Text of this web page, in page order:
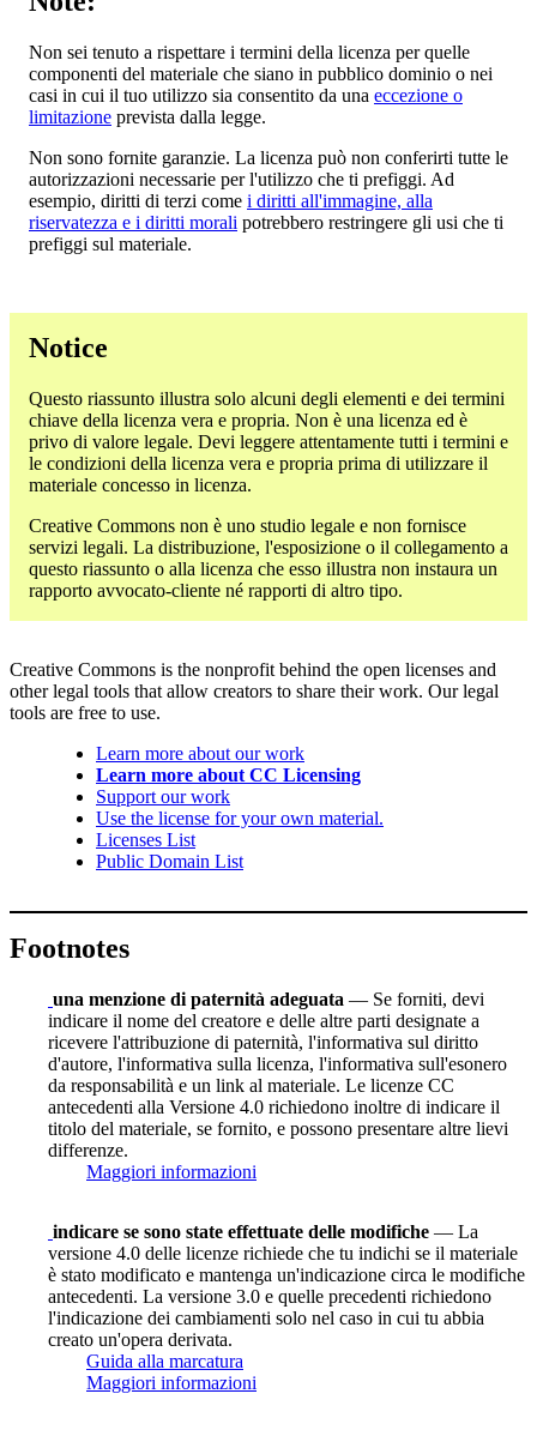
Non sei tenuto a rispettare i termini della licenza per quelle
componenti del materiale che siano in pubblico dominio o nei
casi in cui il tuo utilizzo sia consentito da una eccezione o
limitazione prevista dalla legge.
Non sono fornite garanzie. La licenza può non conferirti tutte le
autorizzazioni necessarie per l'utilizzo che ti prefiggi. Ad
esempio, diritti di terzi come i diritti all'immagine, alla
riservatezza e i diritti morali potrebbero restringere gli usi che ti
prefiggi sul materiale.
Notice
Questo riassunto illustra solo alcuni degli elementi e dei termini
chiave della licenza vera e propria. Non è una licenza ed è
privo di valore legale. Devi leggere attentamente tutti i termini e
le condizioni della licenza vera e propria prima di utilizzare il
materiale concesso in licenza.
Creative Commons non è uno studio legale e non fornisce
servizi legali. La distribuzione, l'esposizione o il collegamento a
questo riassunto o alla licenza che esso illustra non instaura un
rapporto avvocato-cliente né rapporti di altro tipo.
Creative Commons is the nonprofit behind the open licenses and
other legal tools that allow creators to share their work. Our legal
tools are free to use.
Learn more about our work
Learn more about CC Licensing
Support our work
Use the license for your own material.
Licenses List
Public Domain List
Footnotes
una menzione di paternità adeguata — Se forniti, devi
indicare il nome del creatore e delle altre parti designate a
ricevere l'attribuzione di paternità, l'informativa sul diritto
d'autore, l'informativa sulla licenza, l'informativa sull'esonero
da responsabilità e un link al materiale. Le licenze CC
antecedenti alla Versione 4.0 richiedono inoltre di indicare il
titolo del materiale, se fornito, e possono presentare altre lievi
differenze.
Maggiori informazioni
indicare se sono state effettuate delle modifiche — La
versione 4.0 delle licenze richiede che tu indichi se il materiale
è stato modificato e mantenga un'indicazione circa le modifiche
antecedenti. La versione 3.0 e quelle precedenti richiedono
l'indicazione dei cambiamenti solo nel caso in cui tu abbia
creato un'opera derivata.
Guida alla marcatura
Maggiori informazioni